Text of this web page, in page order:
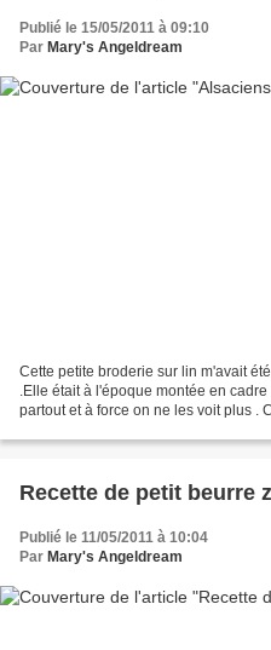
Publié le 15/05/2011 à 09:10
Par Mary's Angeldream
Cette petite broderie sur lin m'avait
.Elle était à l'époque montée en
partout et à force on ne les voit plus .
Recette de petit beurre
Publié le 11/05/2011 à 10:04
Par Mary's Angeldream